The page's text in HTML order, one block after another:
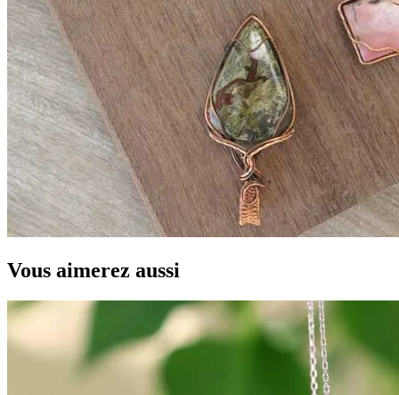
Vous aimerez aussi